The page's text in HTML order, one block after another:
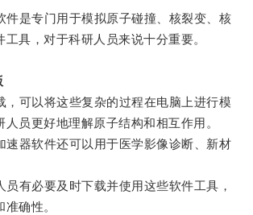
是专门用于模拟原子碰撞、核裂变、核
具，对于科研人员来说十分重要。
可以将这些复杂的过程在电脑上进行模
员更好地理解原子结构和相互作用。
器软件还可以用于医学影像诊断、新材
有必要及时下载并使用这些软件工具，
确性。